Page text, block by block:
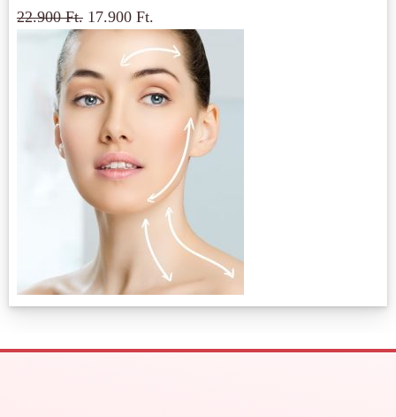
22.900Ft. 17.900Ft.